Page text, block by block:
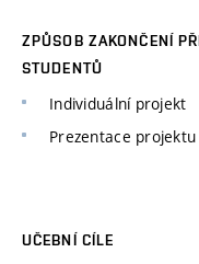
ZPŮSOB ZAKONČENÍ
STUDENTŮ
Individuální projekt
Prezentace projektu
UČEBNÍ CÍLE